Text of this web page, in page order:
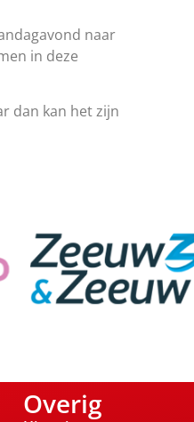
naar
in deze
dan kan het zijn
Overig